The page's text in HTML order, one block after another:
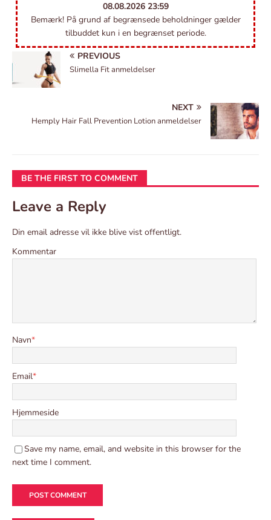
08.08.2026 23:59
Bemærk! På grund af begrænsede beholdninger gælder
tilbuddet kun i en begrænset periode.
PREVIOUS
Slimella Fit anmeldelser
NEXT
Hemply Hair Fall Prevention Lotion anmeldelser
BE THE FIRST TO COMMENT
Leave a Reply
Din email adresse vil ikke blive vist offentligt.
Kommentar
Navn*
Email*
Hjemmeside
Save my name, email, and website in this browser for the
next time I comment.